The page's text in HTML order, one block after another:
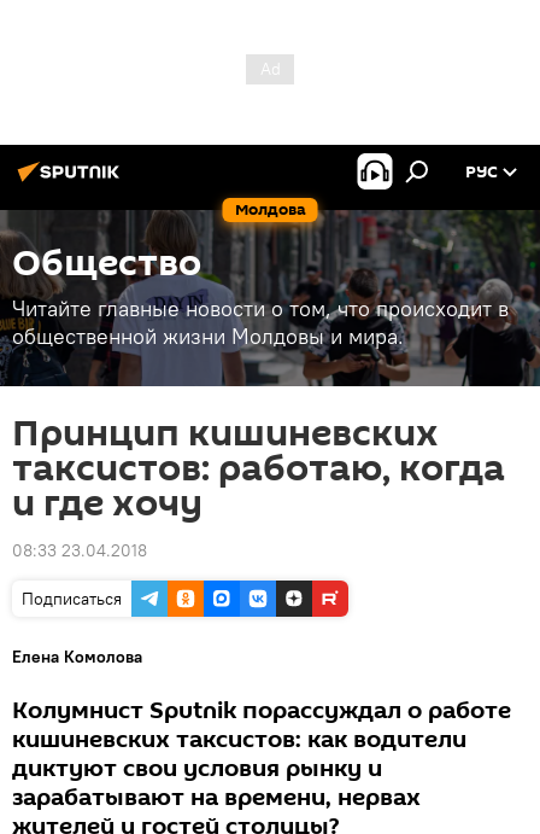
Молдова
РУС
Общество
Читайте главные новости о том, что происходит в
общественной жизни Молдовы и мира.
Принцип кишиневских
таксистов: работаю, когда
и где хочу
08:33 23.04.2018
Подписаться
Елена Комолова
Колумнист Sputnik порассуждал о работе
кишиневских таксистов: как водители
диктуют свои условия рынку и
зарабатывают на времени, нервах
жителей и гостей столицы?